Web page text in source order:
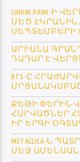
LINKIN PARK-
ՄԵԾ ԷԿՐԱՆԻՆ․
ՍԵՊՏԵՄԲԵՐԻ
ԱՐԻԱՆԱ
ԴԱԴԱՐ Է
BTS-Ը
ՔԵԹԻ ՓԵՐԻՆ
ՀԱՐՎԱԾՆԵՐ
ԻՐ ԵՐԳԻ
METALLICA-Ն
ՄԵՋ